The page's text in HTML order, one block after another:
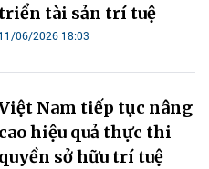
triển tài sản trí tuệ
11/06/2026 18:03
Nam tiếp tục nâng
cao hiệu quả thực thi
quyền sở hữu trí tuệ